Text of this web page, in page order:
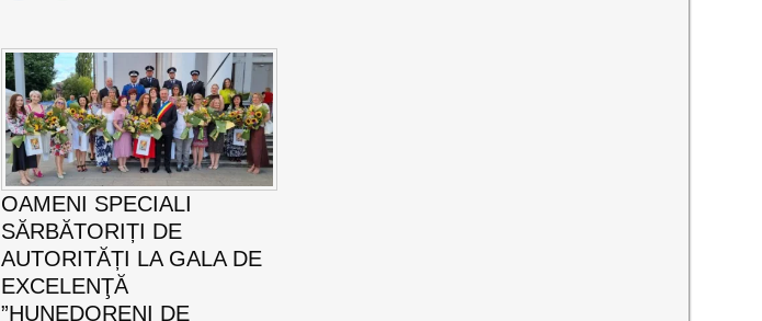
OAMENI SPECIALI
SĂRBĂTORIȚI DE
AUTORITĂȚI LA GALA DE
EXCELENŢĂ
”HUNEDORENI DE